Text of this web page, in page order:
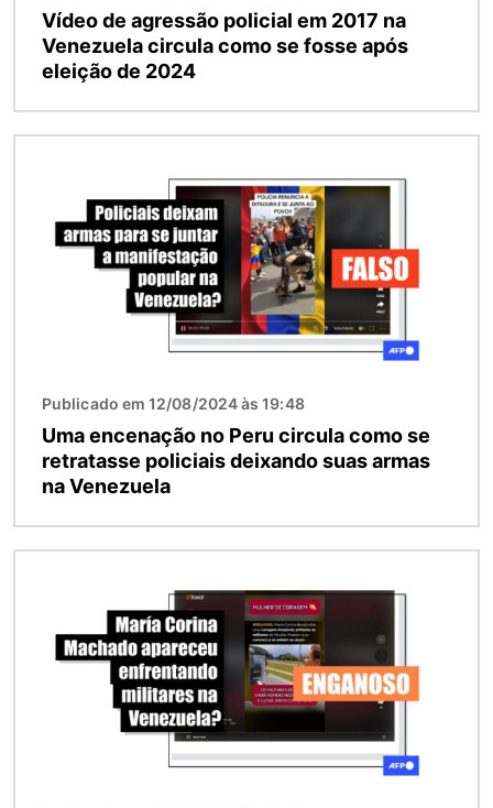
Vídeo de agressão policial em 2017 na
Venezuela circula como se fosse após
eleição de 2024
Publicado em 12/08/2024 às 19:48
Uma encenação no Peru circula como se
retratasse policiais deixando suas armas
na Venezuela